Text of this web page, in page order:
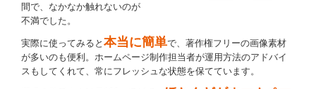
間で、なかなか触れないのが
不満でした。
実際に使ってみると 本当に簡単で、著作権フリーの画像素材
が多いのも便利。ホームページ制作担当者が運用方法のアドバイ
スもしてくれて、常にフレッシュな状態を保てています。